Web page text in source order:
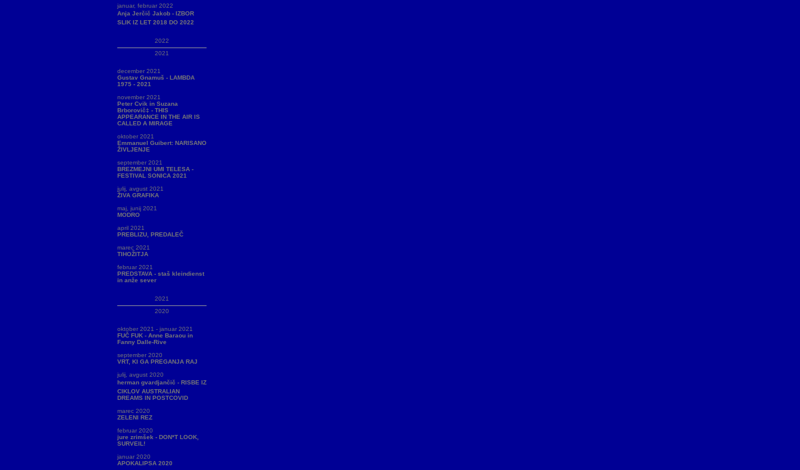
januar, februar 2022
Anja Jerčič Jakob - IZBOR
SLIK IZ LET 2018 DO 2022
2022
2021
december 2021
Gustav Gnamuš - LAMBDA
1975 - 2021
november 2021
Peter Cvik in Suzana
Brborovič‡ - THIS
APPEARANCE IN THE AIR IS
CALLED A MIRAGE
oktober 2021
Emmanuel Guibert: NARISANO
ŽIVLJENJE
september 2021
BREZMEJNI UMI TELESA -
FESTIVAL SONICA 2021
julij, avgust 2021
ŽIVA GRAFIKA
maj, junij 2021
MODRO
april 2021
PREBLIZU, PREDALEČ
marec 2021
TIHOŽITJA
februar 2021
PREDSTAVA - staš kleindienst
in anže sever
2021
2020
oktober 2021 - januar 2021
FUČ FUK - Anne Baraou in
Fanny Dalle-Rive
september 2020
VRT, KI GA PREGANJA RAJ
julij, avgust 2020
herman gvardjančič - RISBE IZ
CIKLOV AUSTRALIAN
DREAMS IN POSTCOVID
marec 2020
ZELENI REZ
februar 2020
jure zrimšek - DON*T LOOK,
SURVEIL!
januar 2020
APOKALIPSA 2020